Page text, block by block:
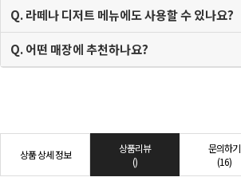
Q. 라떼나 디저트 메뉴에도 사용할 수 있나요?
Q. 어떤 매장에 추천하나요?
상품 상세 정보
상품리뷰
()
문의하기
(16)